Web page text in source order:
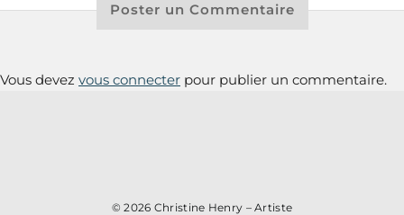
Poster un Commentaire
Vous devez vous connecter pour publier un commentaire.
© 2026 Christine Henry – Artiste